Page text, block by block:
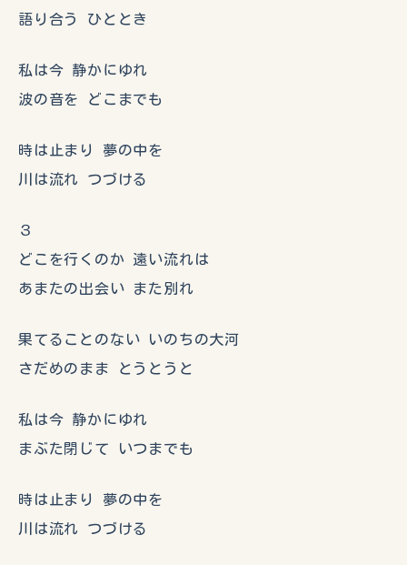
語り合う ひととき
私は今 静かにゆれ
波の音を どこまでも
時は止まり 夢の中を
川は流れ つづける
３
どこを行くのか 遠い流れは
あまたの出会い また別れ
果てることのない いのちの大河
さだめのまま とうとうと
私は今 静かにゆれ
まぶた閉じて いつまでも
時は止まり 夢の中を
川は流れ つづける